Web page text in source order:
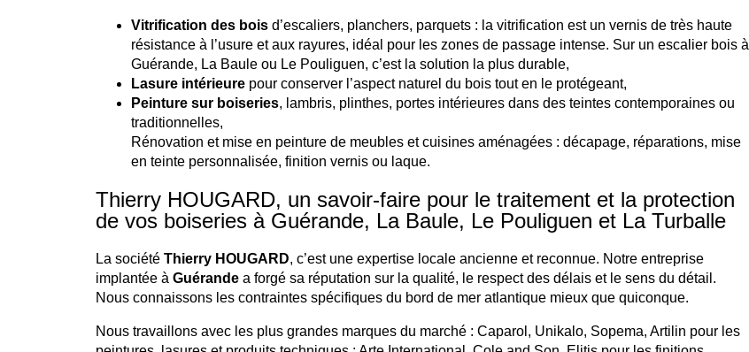
Vitrification des boisd’escaliers, planchers, parquets : la vitrification est un vernis de très haute
résistance à l’usure et aux rayures, idéal pour les zones de passage intense. Sur un escalier bois à
Guérande, La Baule ou Le Pouliguen, c’est la solution la plus durable,
Lasure intérieurepour conserver l’aspect naturel du bois tout en le protégeant,
Peinture sur boiseries, lambris, plinthes, portes intérieures dans des teintes contemporaines ou
traditionnelles,
Rénovation et mise en peinture de meubles et cuisines aménagées : décapage, réparations, mise
en teinte personnalisée, finition vernis ou laque.
Thierry HOUGARD, un savoir-faire pour le traitement et la protection
de vos boiseries à Guérande, La Baule, Le Pouliguen et La Turballe
La société Thierry HOUGARD, c’est une expertise locale ancienne et reconnue. Notre entreprise
implantée à Guérandea forgé sa réputation sur la qualité, le respect des délais et le sens du détail.
Nous connaissons les contraintes spécifiques du bord de mer atlantique mieux que quiconque.
Nous travaillons avec les plus grandes marques du marché : Caparol, Unikalo, Sopema, Artilin pour les